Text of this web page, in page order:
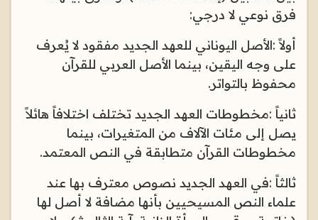
فرق نوعي لا درجي:
أولاً:الأصل اليوناني للعهد الجديد مفقود لا يُعرف
على وجه اليقين، بينما الأصل العربي للقرآن
محفوظ بالتواتر.
ثانياً :مخطوطات العهد الجديد تختلف اختلافاً هائلاً
يصل إلى مئات الآلاف من المتغيرات، بينما
مخطوطات القرآن متطابقة في النص المعتمد.
ثالثاً :في العهد الجديد نصوص معترف بها عند
علماء النص المسيحيين بأنها مضافة لا أصل لها